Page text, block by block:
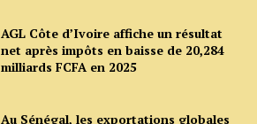
AGL Côte d’Ivoire affiche un résultat
net après impôts en baisse de 20,284
milliards FCFA en 2025
Au Sénégal, les exportations globales